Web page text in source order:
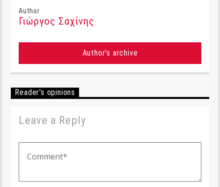
Author
Γιώργος Σαχίνης
Author's archive
Reader's opinions
Leave a Reply